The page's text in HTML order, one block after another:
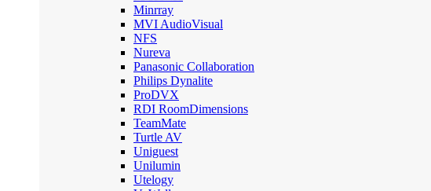
Minrray
MVI AudioVisual
NFS
Nureva
Panasonic Collaboration
Philips Dynalite
ProDVX
RDI RoomDimensions
TeamMate
Turtle AV
Uniguest
Unilumin
Utelogy